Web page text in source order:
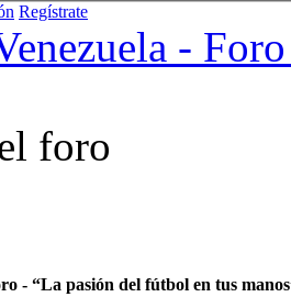
Regístrate
-
foro
- “La pasión del fútbol en tus